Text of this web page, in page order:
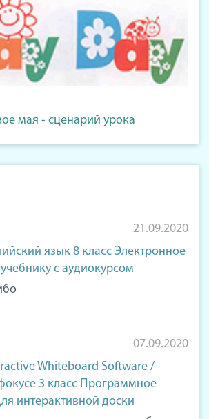
мая - сценарий урока
21.09.2020
язык 8 класс Электронное
с аудиокурсом
07.09.2020
Whiteboard Software /
3 класс Программное
интерактивной доски